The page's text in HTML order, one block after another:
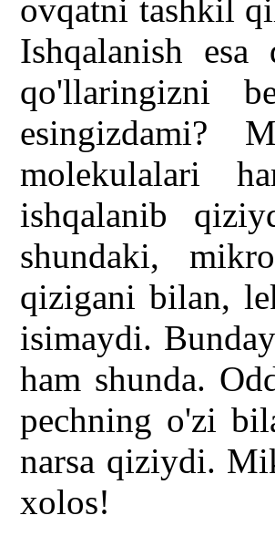
ovqatni tashkil
Ishqalanish
qo'llaringizni
esingizdami?
molekulalari
ishqalanib
shundaki,
qizigani bilan,
isimaydi.
ham shunda.
pechning o'zi
narsa qiziydi.
xolos!